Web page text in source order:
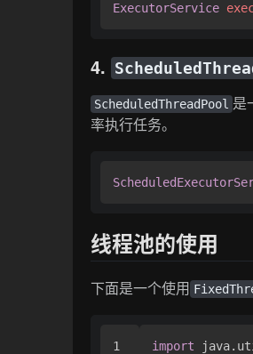
ExecutorService
4.
ScheduledThreadPool 是
率执行任务。
线程池的使用
下面是一个使用
1
import